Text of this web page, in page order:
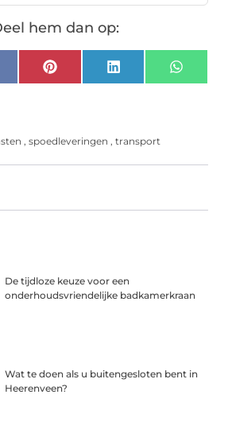
hem dan op:
Pinterest LinkedIn
, spoedleveringen , transport
De tijdloze keuze voor een
onderhoudsvriendelijke badkamerkraan
Wat te doen als u buitengesloten bent in
Heerenveen?